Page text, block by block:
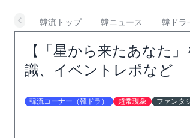
韓流トップ 韓ニュース 韓ドラ
【「星から来たあなた
識、イベントレポなど
韓流コーナー（韓ドラ） 超常現象 ファンタ